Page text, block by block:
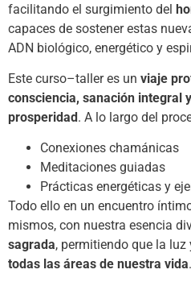
facilitando el surgimiento del
capaces de sostener estas
ADN biológico, energético y
Este curso–taller es un viaje
consciencia, sanación integral
prosperidad. A lo largo del
Conexiones chamánicas
Meditaciones guiadas
Prácticas energéticas y
Todo ello en un encuentro
mismos, con nuestra esencia
sagrada, permitiendo que la
todas las áreas de nuestra vida.